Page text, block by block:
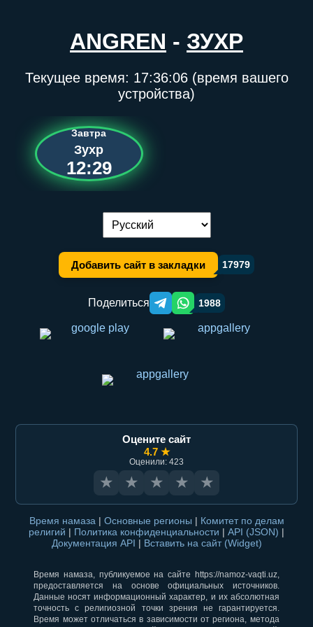
ANGREN - ЗУХР
Текущее время: 17:36:06(время вашего
устройства)
Завтра
Зухр
12:29
Переключение языка:
Добавить сайт в закладки 17979
Поделиться Telegram orqali ulashish
WhatsApp orqali ulashish
1988
Оцените сайт
4.7 ★
Оценили: 423
★ ★ ★ ★ ★
Время намаза | Основные регионы | Комитет по делам
религий | Политика конфиденциальности | API (JSON) |
Документация API | Вставить на сайт (Widget)
Время намаза, публикуемое на сайте https://namoz-vaqti.uz,
предоставляется на основе официальных источников.
Данные носят информационный характер, и их абсолютная
точность с религиозной точки зрения не гарантируется.
Время может отличаться в зависимости от региона, метода